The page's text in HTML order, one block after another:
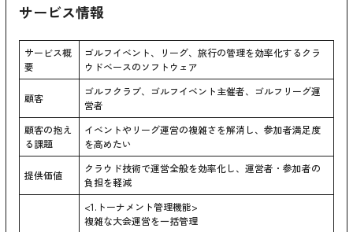
サービス情報
サービス概
要
ゴルフイベント、リーグ、旅行の管理を効率化するクラ
ウドベースのソフトウェア
顧客
ゴルフクラブ、ゴルフイベント主催者、ゴルフリーグ運
営者
顧客の抱え
る課題
イベントやリーグ運営の複雑さを解消し、参加者満足度
を高めたい
提供価値
クラウド技術で運営全般を効率化し、運営者・参加者の
負担を軽減
<1.トーナメント管理機能>
複雑な大会運営を一括管理